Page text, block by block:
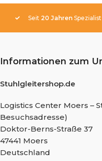
Seit 20 Jahren Spezialist
Informationen zum
Stuhlgleitershop.de
Logistics Center Moers –
Besuchsadresse)
Doktor-Berns-Straße 37
47441 Moers
Deutschland